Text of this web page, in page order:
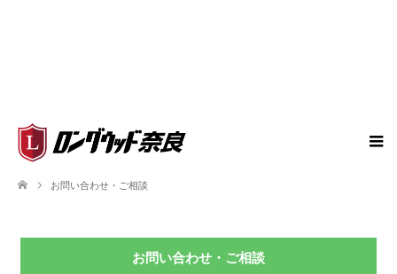
お問い合わせ・ご相談
お問い合わせ・ご相談